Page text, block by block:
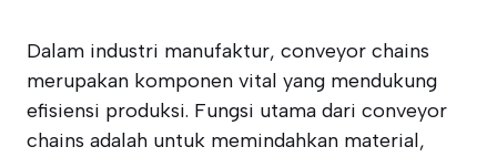
Dalam industri manufaktur, conveyor chains
merupakan komponen vital yang mendukung
efisiensi produksi. Fungsi utama dari conveyor
chains adalah untuk memindahkan material,